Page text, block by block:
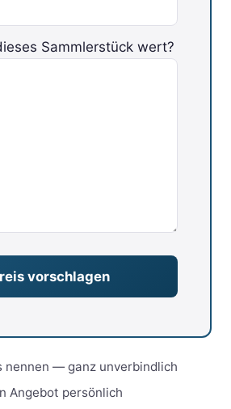
Feld leer.
Sammlerstück wert?
nennen — ganz unverbindlich
Angebot persönlich